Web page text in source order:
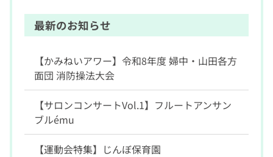
最新のお知らせ
【かみねいアワー】令和8年度 婦中・山田各方
面団 消防操法大会
【サロンコンサートVol.1】フルートアンサン
ブルému
【運動会特集】じんぼ保育園